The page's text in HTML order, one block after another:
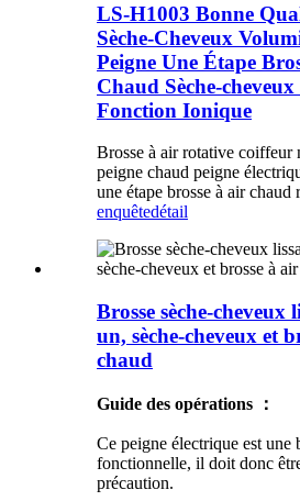
LS-H1003 Bonne
Sèche-Cheveux
Peigne Une Étape
Chaud Sèche-
Fonction Ionique
Brosse à air rotative coiffeur
peigne chaud peigne
une étape brosse à air chaud
enquêtedétail
Brosse sèche-cheveux
un, sèche-cheveux et
chaud
Guide des opérations ：
Ce peigne électrique est une
fonctionnelle, il doit donc
précaution.